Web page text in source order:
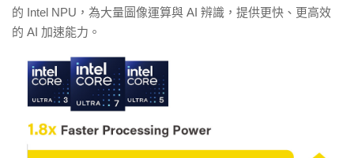
的 Intel NPU，為大量圖像運算與 AI 辨識，提供更快、更高效
的 AI 加速能力。